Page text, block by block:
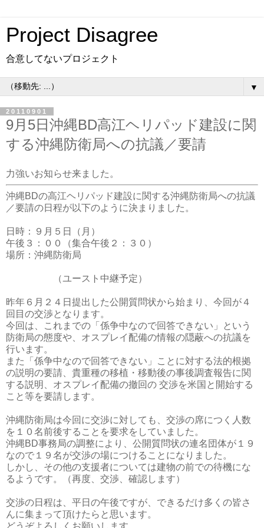
Project Disagree
合意してないプロジェクト
▼
20110901
9月5日沖縄BD高江ヘリパッド建設に関
する沖縄防衛局への抗議／要請
力強いお知らせ来ました。
沖縄BDの高江ヘリパッド建設に関する沖縄防衛局への抗議
／要請の日程が以下のように決まりました。
日時：９月５日（月）
午後３：００（集合午後２：３０）
場所：沖縄防衛局
（ユースト中継予定）
昨年６月２４日提出した公開質問状から始まり、今回が４
回目の交渉となります。
今回は、これまでの「係争中なので回答できない」という
防衛局の態度や、オスプレイ配備の情報の隠蔽への抗議を
行います。
また「係争中なので回答できない」ことに対する法的根拠
の説明の要請、貴重種の移植・移動後の事後調査報告に関
する説明、オスプレイ配備の撤回の 交渉を米国と開始する
こと等を要請します。
沖縄防衛局は今回に交渉に対しても、交渉の席につく人数
を１０名前後することを要求をしていました。
沖縄BD事務局の調整により、公開質問状の連名団体が１９
なので１９名が交渉の場につけることになりました。
しかし、その他の支援者については建物の前での待機にな
るようです。（再度、交渉、確認します）
交渉の日程は、平日の午後ですが、できるだけ多くの皆さ
んに集まって頂けたらと思います。
どうぞよろしくお願いします。